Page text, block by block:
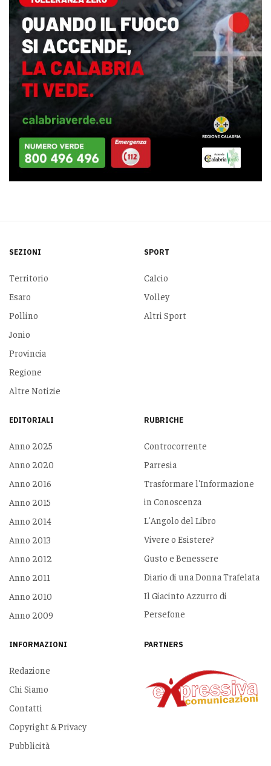
SEZIONI
Territorio
Esaro
Pollino
Jonio
Provincia
Regione
Altre Notizie
SPORT
Calcio
Volley
Altri Sport
EDITORIALI
Anno 2025
Anno 2020
Anno 2016
Anno 2015
Anno 2014
Anno 2013
Anno 2012
Anno 2011
Anno 2010
Anno 2009
RUBRICHE
Controcorrente
Parresia
Trasformare l'Informazione
in Conoscenza
L'Angolo del Libro
Vivere o Esistere?
Gusto e Benessere
Diario di una Donna Trafelata
Il Giacinto Azzurro di
Persefone
INFORMAZIONI
Redazione
Chi Siamo
Contatti
Copyright & Privacy
Pubblicità
PARTNERS